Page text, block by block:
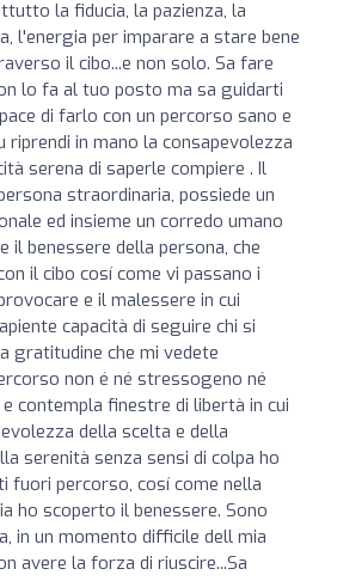
la fiducia, la pazienza, la
l'energia per imparare a stare bene
il cibo...e non solo. Sa fare
lo fa al tuo posto ma sa guidarti
di farlo con un percorso sano e
riprendi in mano la consapevolezza
serena di saperle compiere . Il
straordinaria, possiede un
ed insieme un corredo umano
il benessere della persona, che
il cibo cosí come vi passano i
e il malessere in cui
capacità di seguire chi si
gratitudine che mi vedete
non é né stressogeno né
contempla finestre di libertà in cui
della scelta e della
serenità senza sensi di colpa ho
fuori percorso, cosí come nella
ho scoperto il benessere. Sono
in un momento difficile dell mia
avere la forza di riuscire...Sa